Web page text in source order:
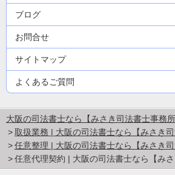
ブログ
お問合せ
サイトマップ
よくあるご質問
大阪の司法書士なら【みさき司法書士事務所
取扱業務 | 大阪の司法書士なら【みさき司
任意整理 | 大阪の司法書士なら【みさき司
任意代理契約 | 大阪の司法書士なら【みさ